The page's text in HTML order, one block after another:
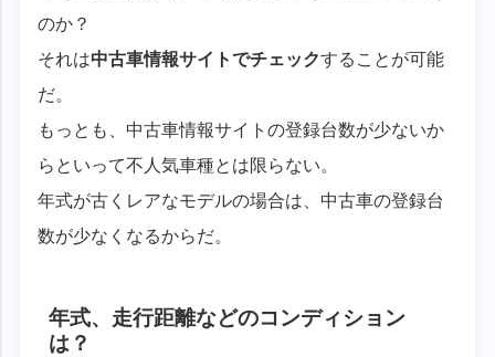
のか？
それは中古車情報サイトでチェックすることが可能
だ。
もっとも、中古車情報サイトの登録台数が少ないか
らといって不人気車種とは限らない。
年式が古くレアなモデルの場合は、中古車の登録台
数が少なくなるからだ。
年式、走行距離などのコンディション
は？